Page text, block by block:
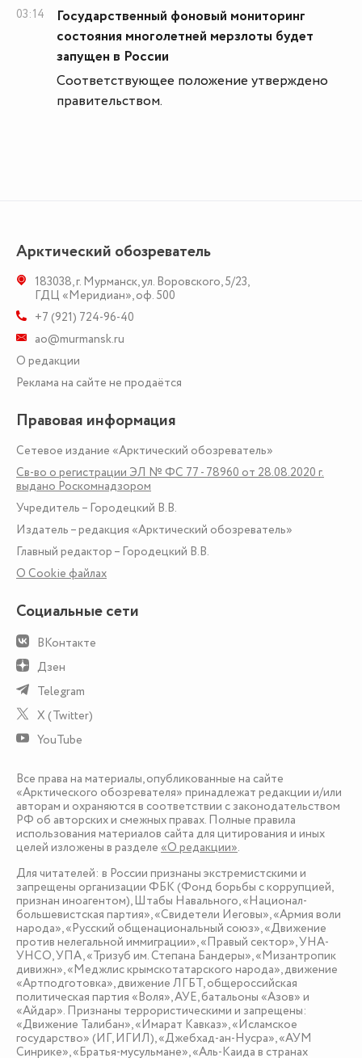
03:14
Государственный фоновый мониторинг
состояния многолетней мерзлоты будет
запущен в России
Соответствующее положение утверждено
правительством.
Арктический обозреватель
183038,г. Мурманск,ул. Воровского, 5/23,
ГДЦ «Меридиан», оф. 500
+7 (921) 724-96-40
ao@murmansk.ru
О редакции
Реклама на сайте не продаётся
Правовая информация
Сетевое издание «Арктический обозреватель»
Св-во о регистрации ЭЛ № ФС 77 - 78960 от 28.08.2020 г.
выдано Роскомнадзором
Учредитель – Городецкий В.В.
Издатель – редакция «Арктический обозреватель»
Главный редактор – Городецкий В.В.
О Сookie файлах
Социальные сети
ВКонтакте
Дзен
Telegram
X (Twitter)
YouTube
Все права на материалы, опубликованные на сайте
«Арктического обозревателя» принадлежат редакции и/или
авторам и охраняются в соответствии с законодательством
РФ об авторских и смежных правах. Полные правила
использования материалов сайта для цитирования и иных
целей изложены в разделе «О редакции».
Для читателей: в России признаны экстремистскими и
запрещены организации ФБК (Фонд борьбы с коррупцией,
признан иноагентом), Штабы Навального, «Национал-
большевистская партия», «Свидетели Иеговы», «Армия воли
народа», «Русский общенациональный союз», «Движение
против нелегальной иммиграции», «Правый сектор», УНА-
УНСО, УПА, «Тризуб им. Степана Бандеры», «Мизантропик
дивижн», «Меджлис крымскотатарского народа», движение
«Артподготовка», движение ЛГБТ, общероссийская
политическая партия «Воля», АУЕ, батальоны «Азов» и
«Айдар». Признаны террористическими и запрещены:
«Движение Талибан», «Имарат Кавказ», «Исламское
государство» (ИГ, ИГИЛ), «Джебхад-ан-Нусра», «АУМ
Синрике», «Братья-мусульмане», «Аль-Каида в странах